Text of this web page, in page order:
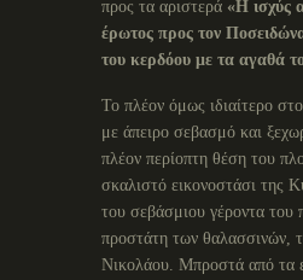
προς τα αριστερά «Η ισχύς
έρωτος προς τον
του κερδόου με τα αγαθά
Το πλέον όμως ιδιαίτερο
με άπειρο σεβασμό και
πλέον περίοπτη θέση του
σκαλιστό εικονοστάσι της
του σεβάσμιου γέροντα του
προστάτη των θαλασσινών,
Νικολάου. Μπροστά από τα